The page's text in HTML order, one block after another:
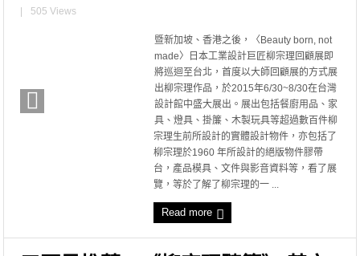
505 Views
暨新加坡、香港之後，〈Beauty born, not
made〉日本工業設計巨匠柳宗理回顧展即
將巡迴至台北，首度以大師回顧展的方式展
出柳宗理作品，於2015年6/30~8/30在台灣
設計館中盛大展出。展出包括餐廚用品、家
具、燈具、掛簾、木製玩具等超過數百件柳
宗理生前所設計的實體設計物件，亦包括了
柳宗理於1960 年所設計的絕版物件膠帶
台，產品模具、文件與影音資料等，看了展
覽，等於了解了柳宗理的一 ...
Read more